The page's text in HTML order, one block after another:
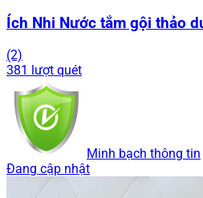
Ích Nhi Nước tắm gội thảo
(2)
381 lượt quét
Minh bạch thông tin
Đang cập nhật